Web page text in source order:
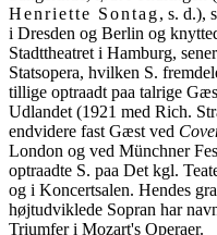
Henriette Sontag, s. d.),
i Dresden og Berlin og
Stadttheatret i Hamburg,
Statsopera, hvilken S.
tillige optraadt paa talrige
Udlandet (1921 med Rich.
endvidere fast Gæst ved
London og ved Münchner
optraadte S. paa Det kgl.
og i Koncertsalen. Hendes
højtudviklede Sopran har